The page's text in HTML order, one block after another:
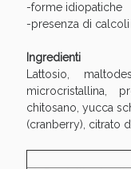
-forme idiopatiche
-presenza di calcoli
Ingredienti
Lattosio,
microcristallina,
chitosano, yucca
(cranberry), citrato